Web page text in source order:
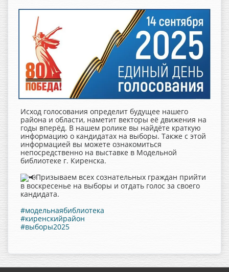
Исход голосования определит будущее нашего
района и области, наметит векторы её движения на
годы вперёд. В нашем ролике вы найдёте краткую
информацию о кандидатах на выборы. Также с этой
информацией вы можете ознакомиться
непосредственно на выставке в Модельной
библиотеке г. Киренска.
Призываем всех сознательных граждан прийти
в воскресенье на выборы и отдать голос за своего
кандидата.
#модельнаябиблиотека
#киренскийрайон
#выборы2025